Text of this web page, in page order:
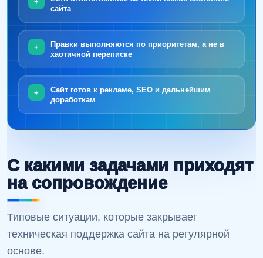
сайта
Правки выполняются по приоритетам, а не в
хаотичной переписке
Сайт готов к рекламе, SEO и дальнейшим
доработкам
С какими задачами приходят
на сопровождение
Типовые ситуации, которые закрывает
техническая поддержка сайта на регулярной
основе.